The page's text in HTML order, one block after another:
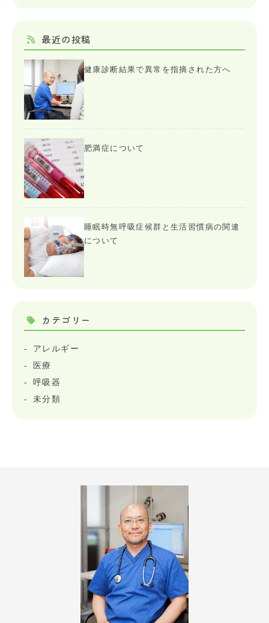
最近の投稿
健康診断結果で異常を指摘された方へ
肥満症について
睡眠時無呼吸症候群と生活習慣病の関連
について
カテゴリー
アレルギー
医療
呼吸器
未分類